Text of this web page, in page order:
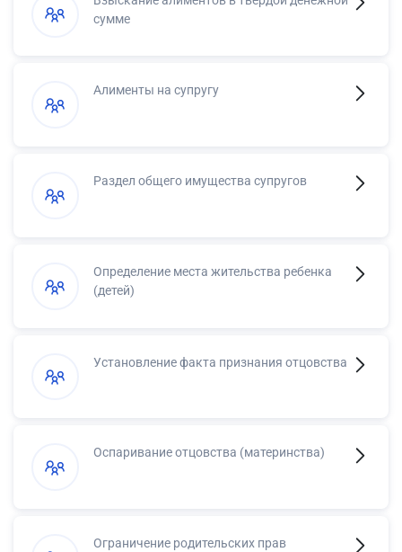
сумме
Алименты на супругу
Раздел общего имущества супругов
Определение места жительства ребенка
(детей)
Установление факта признания отцовства
Оспаривание отцовства (материнства)
Ограничение родительских прав